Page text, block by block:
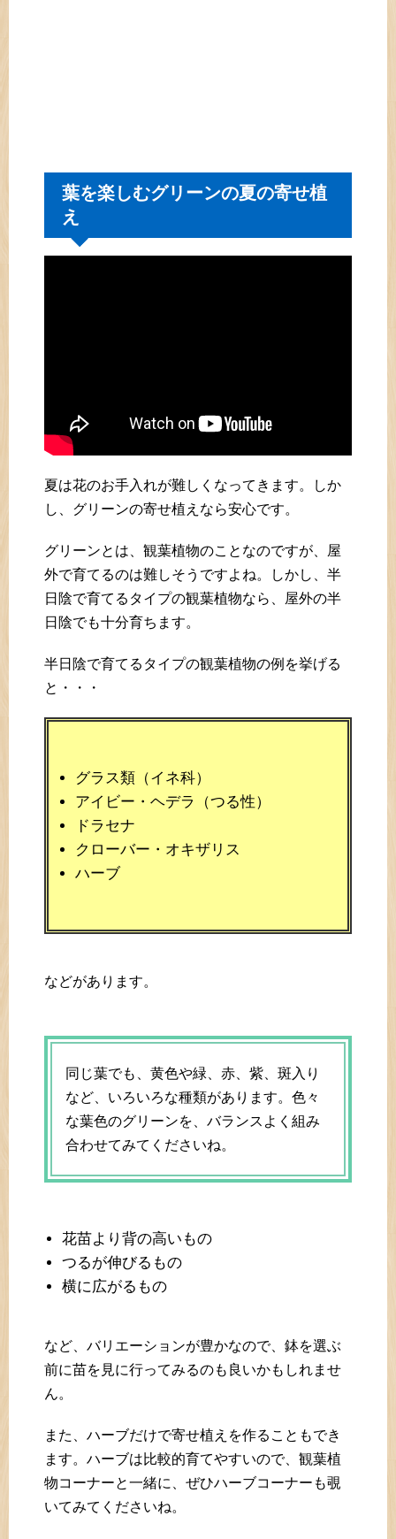
葉を楽しむグリーンの夏の寄せ植
え
夏は花のお手入れが難しくなってきます。しか
し、グリーンの寄せ植えなら安心です。
グリーンとは、観葉植物のことなのですが、屋
外で育てるのは難しそうですよね。しかし、半
日陰で育てるタイプの観葉植物なら、屋外の半
日陰でも十分育ちます。
半日陰で育てるタイプの観葉植物の例を挙げる
と・・・
グラス類（イネ科）
アイビー・ヘデラ（つる性）
ドラセナ
クローバー・オキザリス
ハーブ
などがあります。
同じ葉でも、黄色や緑、赤、紫、斑入り
など、いろいろな種類があります。色々
な葉色のグリーンを、バランスよく組み
合わせてみてくださいね。
花苗より背の高いもの
つるが伸びるもの
横に広がるもの
など、バリエーションが豊かなので、鉢を選ぶ
前に苗を見に行ってみるのも良いかもしれませ
ん。
また、ハーブだけで寄せ植えを作ることもでき
ます。ハーブは比較的育てやすいので、観葉植
物コーナーと一緒に、ぜひハーブコーナーも覗
いてみてくださいね。